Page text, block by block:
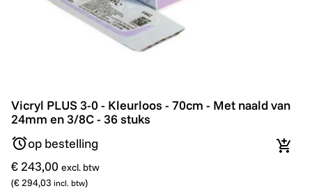
Vicryl PLUS 3-0 - Kleurloos - 70cm - Met naald van
Vicryl PLUS 3-0 - Kleurloos - 70cm - Met naald van
24mm en 3/8C - 36 stuks
op bestelling
€ 243,00 excl. btw
(€ 294,03 incl. btw)
In